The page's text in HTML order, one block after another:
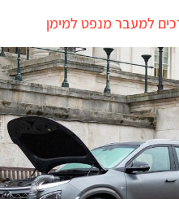
למעבר מנפט למימן